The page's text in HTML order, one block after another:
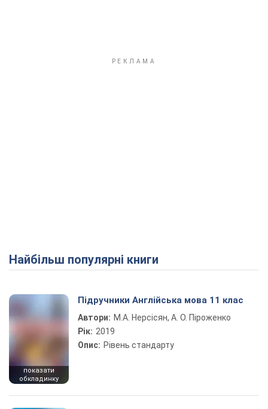
Найбільш популярні книги
показати
обкладинку
Підручники Англійська мова 11 клас
Автори: М.А. Нерсісян, А. О. Піроженко
Рік: 2019
Опис: Рівень стандарту